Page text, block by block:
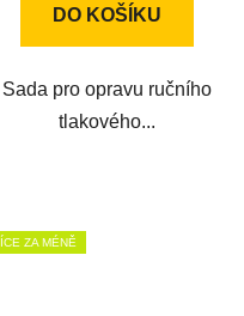
DO KOŠÍKU
Sada pro opravu ručního
tlakového...
ZA MÉNĚ